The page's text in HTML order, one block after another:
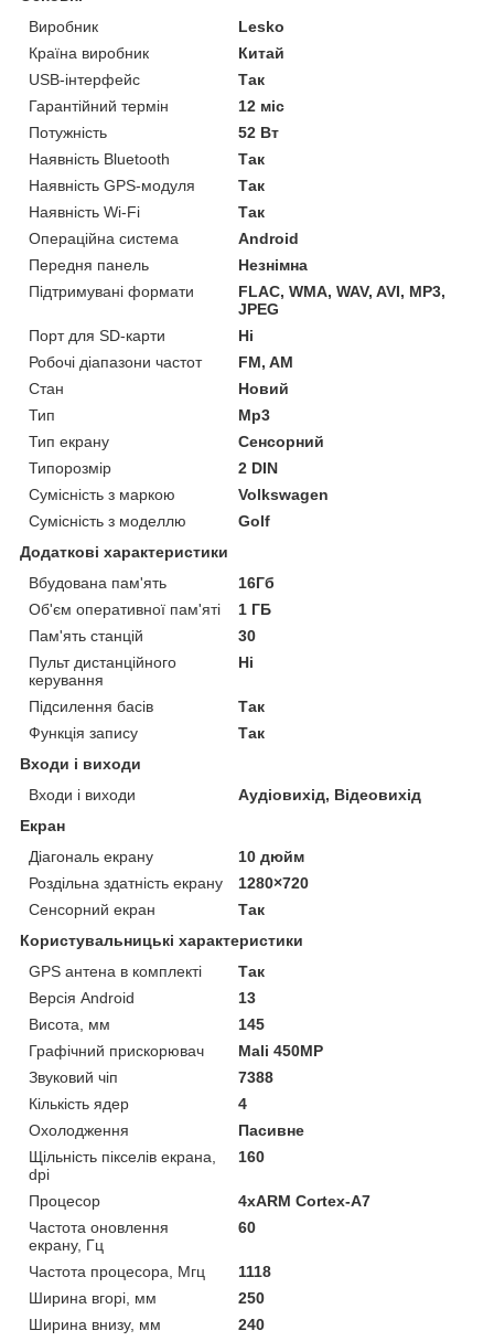
Виробник
Lesko
Країна виробник
Китай
USB-інтерфейс
Так
Гарантійний термін
12 міс
Потужність
52 Вт
Наявність Bluetooth
Так
Наявність GPS-модуля
Так
Наявність Wi-Fi
Так
Операційна система
Android
Передня панель
Незнімна
Підтримувані формати
FLAC, WMA, WAV, AVI, MP3,
JPEG
Порт для SD-карти
Ні
Робочі діапазони частот
FM, AM
Стан
Новий
Тип
Mp3
Тип екрану
Сенсорний
Типорозмір
2 DIN
Сумісність з маркою
Volkswagen
Сумісність з моделлю
Golf
Додаткові характеристики
Вбудована пам'ять
16Гб
Об'єм оперативної пам'яті
1 ГБ
Пам'ять станцій
30
Пульт дистанційного
керування
Ні
Підсилення басів
Так
Функція запису
Так
Входи і виходи
Входи і виходи
Аудіовихід, Відеовихід
Екран
Діагональ екрану
10 дюйм
Роздільна здатність екрану
1280×720
Сенсорний екран
Так
Користувальницькі характеристики
GPS антена в комплекті
Так
Версія Android
13
Висота, мм
145
Графічний прискорювач
Mali 450MP
Звуковий чіп
7388
Кількість ядер
4
Охолодження
Пасивне
Щільність пікселів екрана,
dpi
160
Процесор
4хARM Cortex-A7
Частота оновлення
екрану, Гц
60
Частота процесора, Мгц
1118
Ширина вгорі, мм
250
Ширина внизу, мм
240